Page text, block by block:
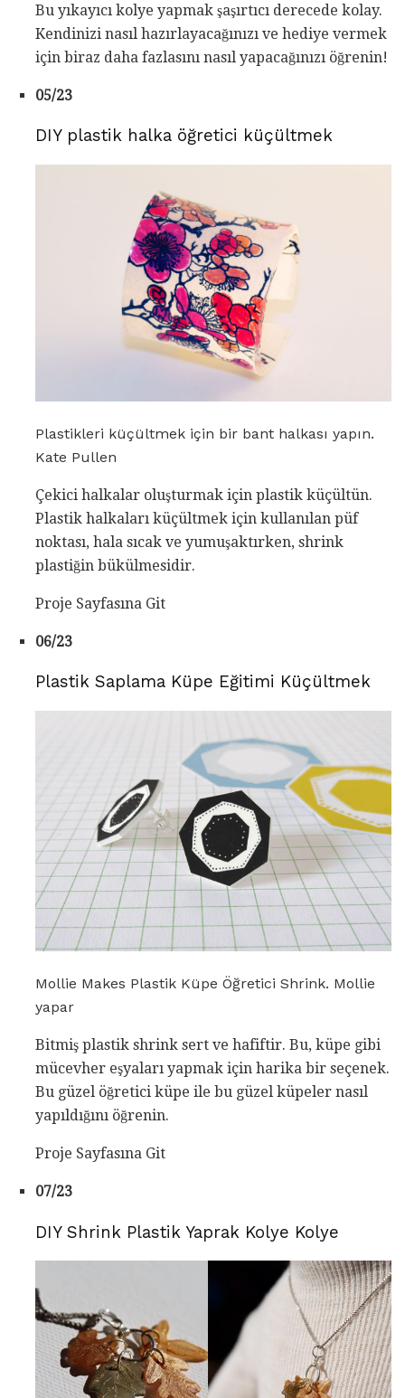
Bu yıkayıcı kolye yapmak şaşırtıcı derecede kolay.
Kendinizi nasıl hazırlayacağınızı ve hediye vermek
için biraz daha fazlasını nasıl yapacağınızı öğrenin!
05/23
DIY plastik halka öğretici küçültmek
Plastikleri küçültmek için bir bant halkası yapın.
Kate Pullen
Çekici halkalar oluşturmak için plastik küçültün.
Plastik halkaları küçültmek için kullanılan püf
noktası, hala sıcak ve yumuşaktırken, shrink
plastiğin bükülmesidir.
Proje Sayfasına Git
06/23
Plastik Saplama Küpe Eğitimi Küçültmek
Mollie Makes Plastik Küpe Öğretici Shrink. Mollie
yapar
Bitmiş plastik shrink sert ve hafiftir. Bu, küpe gibi
mücevher eşyaları yapmak için harika bir seçenek.
Bu güzel öğretici küpe ile bu güzel küpeler nasıl
yapıldığını öğrenin.
Proje Sayfasına Git
07/23
DIY Shrink Plastik Yaprak Kolye Kolye